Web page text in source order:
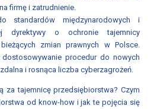
firmę i zatrudnienie.
standardów międzynarodowych i
dyrektywy o ochronie tajemnicy
zmian prawnych w Polsce.
procedur do nowych
i rosnąca liczba cyberzagrożeń.
za tajemnicę przedsiębiorstwa? Czym
od know-how i jak te pojęcia się